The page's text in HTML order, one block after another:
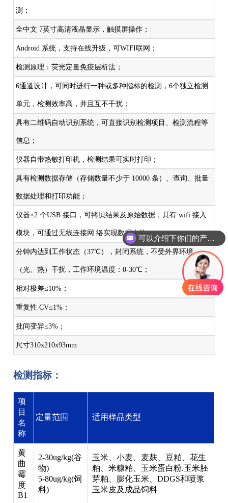
测；
全中文 7英寸高清液晶显示，触摸屏操作；
Android 系统，支持在线升级，可WIFI联网；
检测原理：荧光定量免疫层析法；
6通道设计，可同时进行一种或多种指标的检测，6个独立检测
单元，检测效率高，并且互不干扰；
具有二维码自动识别系统，可直接识别检测项目、检测流程等
信息；
仪器自带热敏打印机，检测结果可实时打印；
具有检测数据存储（存储数量不少于 10000 条）、查询、批量
数据处理和打印功能；
仪器≥2 个USB 接口，可拷贝结果及原始数据，具有 wifi 接入
模块，可通过无线连接网 络实现数据上传；
分钟内达到工作状态（37℃），封闭系统，不受外界环境
（光、热）干扰，工作环境温度：0-30℃；
相对极差≤10%；
重复性 CV≤1%；
批间变异≤3%；
尺寸310x210x93mm
检测指标：
项
目
名
称
定量范围 适用样品类型
黄
曲
霉
度
B1
2-30ug/kg(谷
物)
5-80ug/kg(饲
料)
玉米、小麦、麦麸、豆粕、花生
粕、米糠粕、玉米蛋白粉.玉米胚
芽粕、膨化玉米、DDGS和喷浆
玉米皮及成品饲料
可以介绍下你们的产品么